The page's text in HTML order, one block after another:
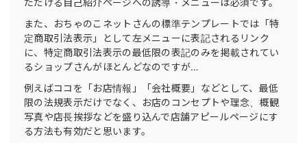
ただける自己紹介ページへの誘導・メニューは必須です。
また、おちゃのこネットさんの標準テンプレートでは「特
定商取引法表示」として左メニューに表記されるリンク
に、特定商取引法表示の最低限の表記のみを掲載されてい
るショップさんがほとんどなのですが…
例えばココを「お店情報」「会社概要」などとして、最低
限の法規表示だけでなく、お店のコンセプトや理念、概観
写真や店長挨拶などを盛り込んで店舗アピールページにす
る方法も有効だと思います。